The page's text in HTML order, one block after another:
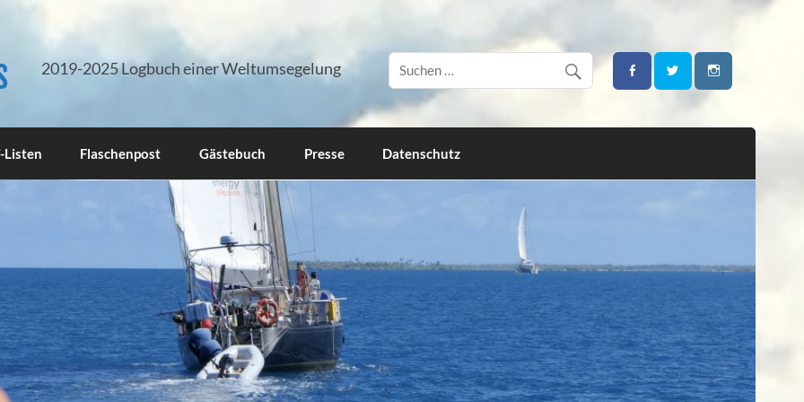
2019-2025 Logbuch einer Weltumsegelung
Listen Flaschenpost Gästebuch Presse Datenschutz